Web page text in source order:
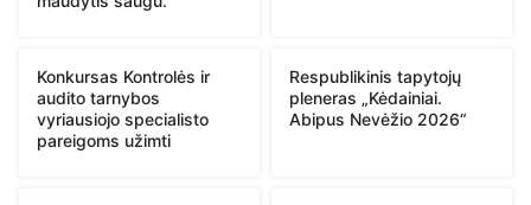
Konkursas Kontrolės ir
audito tarnybos
vyriausiojo specialisto
pareigoms užimti
Respublikinis tapytojų
pleneras „Kėdainiai.
Abipus Nevėžio 2026“